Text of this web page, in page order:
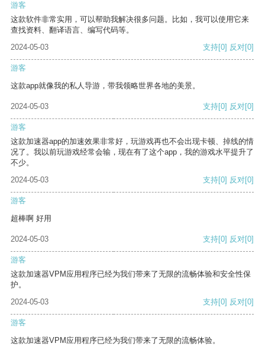
游客
这款软件非常实用，可以帮助我解决很多问题。比如，我可以使用它来
查找资料、翻译语言、编写代码等。
2024-05-03
支持[0] 反对[0]
游客
这款app就像我的私人导游，带我领略世界各地的美景。
2024-05-03 支持[0] 反对[0]
游客
这款加速器app的加速效果非常好，玩游戏再也不会出现卡顿、掉线的情
况了。我以前玩游戏经常会输，现在有了这个app，我的游戏水平提升了
不少。
2024-05-03
支持[0] 反对[0]
游客
超棒啊 好用
2024-05-03 支持[0] 反对[0]
游客
这款加速器VPM应用程序已经为我们带来了无限的流畅体验和安全性保
护。
2024-05-03
支持[0] 反对[0]
游客
这款加速器VPM应用程序已经为我们带来了无限的流畅体验。